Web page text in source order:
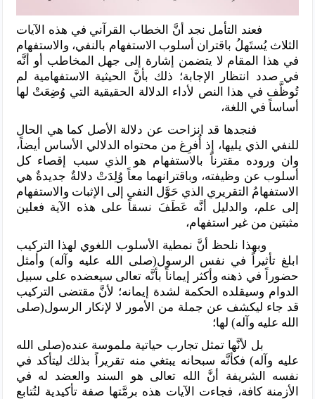
فعند التأمل نجد أنَّ الخطاب القرآني في هذه الآيات
الثلاث يُستَهلُ باقتران أسلوب الاستفهام بالنفي، والاستفهام
في هذا المقام لا يتضمن إشارة إلى جهل المخاطب أو أنَّه
في صدد انتظار الإجابة؛ ذلك بأنَّ الحيثية الاستفهامية لم
تُوظَّف في هذا النص لأداء الدلالة الحقيقية التي وُضِعَتْ لها
أساساً في اللغة،
فنجدها قد انزاحت عن دلالة الأصل كما هي الحال
للنفي الذي يليها، إذ أُفرِغ من محتواه الدلالي الأساس أيضاً،
وان وروده مقترناً بالاستفهام هو الذي سبب إقصاء كل
أسلوب عن وظيفته، وباقترانهما معاً وُلِدَتْ دلالةٌ جديدةٌ هي
الاستفهامُ التقريري الذي حَوَّل النفي إلى الإثبات والاستفهام
إلى علم، والدليل أنَّه عَطَفَ نسقاً على هذه الآية فعلين
مثبتين من غير استفهام،
وبهذا نلحظ أنَّ نمطية الأسلوب اللغوي لهذا التركيب
ابلغ تأثيراً في نفس الرسول(صلى الله عليه وآله) وأمثل
حضوراً في ذهنه وأكثر إيماناً بأنَّه تعالى سيعضده على سبيل
الدوام وسيقلده الحكمة لشدة إيمانه؛ لأنَّ مقتضى التركيب
قد جاء ليكشف عن جملة من الأمور لا لإنكار الرسول(صلى
الله عليه وآله) لها؛
بل لأنَّها تمثل تجارب حياتية ملموسة عنده(صلى الله
عليه وآله) فكأنَّه سبحانه يبتغي منه تقريراً بذلك ليتأكد في
نفسه الشريفة أنَّ الله تعالى هو السند والعضد له في
الأزمنة كافة، فجاءت الآيات هذه برمَّتها صفة تأكيدية لتُتابع